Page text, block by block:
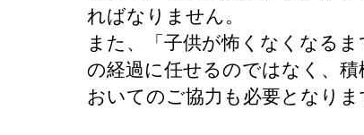
ればなりません。
また、「子供が怖くなくなる
の経過に任せるのではなく、積
おいてのご協力も必要となりま